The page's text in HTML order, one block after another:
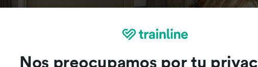
Nos preocupamos por tu